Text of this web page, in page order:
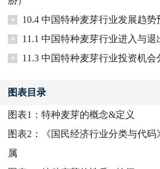
+
10.4 中国特种麦芽行业发展趋势
+
11.1 中国特种麦芽行业进入与退
+
11.3 中国特种麦芽行业投资机会
图表目录
图表1：特种麦芽的概念&定义
图表2：
《国民经济行业分类与代
属